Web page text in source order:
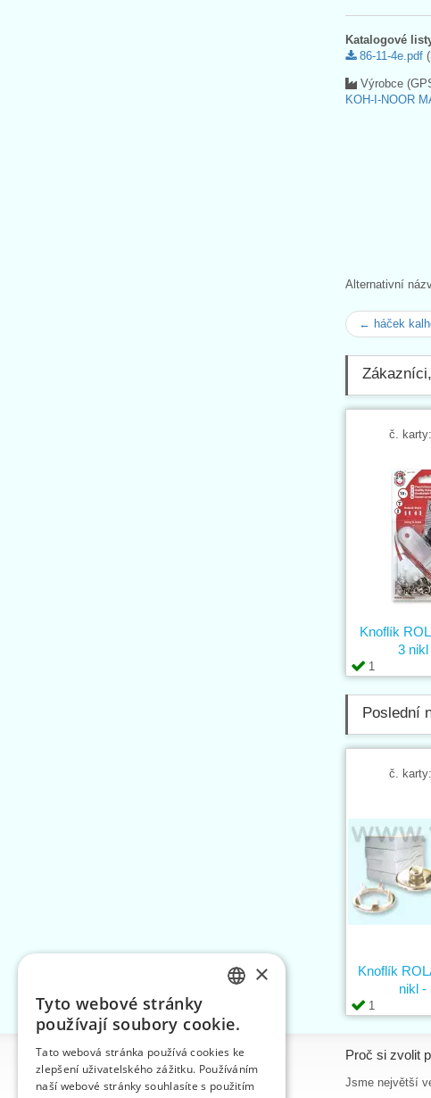
Katalogové
86-11-4e.pdf
Výrobce
KOH-I-NOOR
Alternativní
← háček
č. karty:
1
Knoflík
3
Poslední
č. karty:
1
Knoflík
nikl -
Informace
Úvodní strana
Proč si zvolit
Jsme největší
ENGLISH
×
Tyto webové stránky
používají soubory cookie.
Tato webová stránka používá cookies ke
zlepšení uživatelského zážitku. Používáním
naší webové stránky souhlasíte s použitím